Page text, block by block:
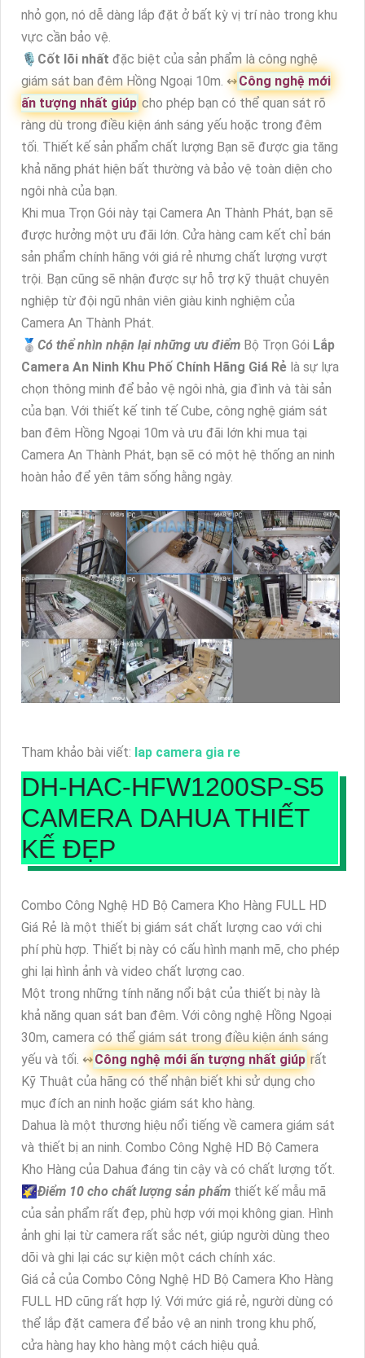
nhỏ gọn, nó dễ dàng lắp đặt ở bất kỳ vị trí nào trong khu
vực cần bảo vệ.
🎙 Cốt lõi nhất đặc biệt của sản phẩm là công nghệ
giám sát ban đêm Hồng Ngoại 10m. ↭Công nghệ mới
ấn tượng nhất giúp cho phép bạn có thể quan sát rõ
ràng dù trong điều kiện ánh sáng yếu hoặc trong đêm
tối. Thiết kế sản phẩm chất lượng Bạn sẽ được gia tăng
khả năng phát hiện bất thường và bảo vệ toàn diện cho
ngôi nhà của bạn.
Khi mua Trọn Gói này tại Camera An Thành Phát, bạn sẽ
được hưởng một ưu đãi lớn. Cửa hàng cam kết chỉ bán
sản phẩm chính hãng với giá rẻ nhưng chất lượng vượt
trội. Bạn cũng sẽ nhận được sự hỗ trợ kỹ thuật chuyên
nghiệp từ đội ngũ nhân viên giàu kinh nghiệm của
Camera An Thành Phát.
🥈️ Có thể nhìn nhận lại những ưu điểm Bộ Trọn Gói Lắp
Camera An Ninh Khu Phố Chính Hãng Giá Rẻ là sự lựa
chọn thông minh để bảo vệ ngôi nhà, gia đình và tài sản
của bạn. Với thiết kế tinh tế Cube, công nghệ giám sát
ban đêm Hồng Ngoại 10m và ưu đãi lớn khi mua tại
Camera An Thành Phát, bạn sẽ có một hệ thống an ninh
hoàn hảo để yên tâm sống hằng ngày.
Tham khảo bài viết: lap camera gia re
DH-HAC-HFW1200SP-S5
CAMERA DAHUA THIẾT
KẾ ĐẸP
Combo Công Nghệ HD Bộ Camera Kho Hàng FULL HD
Giá Rẻ là một thiết bị giám sát chất lượng cao với chi
phí phù hợp. Thiết bị này có cấu hình mạnh mẽ, cho phép
ghi lại hình ảnh và video chất lượng cao.
Một trong những tính năng nổi bật của thiết bị này là
khả năng quan sát ban đêm. Với công nghệ Hồng Ngoại
30m, camera có thể giám sát trong điều kiện ánh sáng
yếu và tối. ↭Công nghệ mới ấn tượng nhất giúp rất
Kỹ Thuật của hãng có thể nhận biết khi sử dụng cho
mục đích an ninh hoặc giám sát kho hàng.
Dahua là một thương hiệu nổi tiếng về camera giám sát
và thiết bị an ninh. Combo Công Nghệ HD Bộ Camera
Kho Hàng của Dahua đáng tin cậy và có chất lượng tốt.
🌠Điểm 10 cho chất lượng sản phẩm thiết kế mẫu mã
của sản phẩm rất đẹp, phù hợp với mọi không gian. Hình
ảnh ghi lại từ camera rất sắc nét, giúp người dùng theo
dõi và ghi lại các sự kiện một cách chính xác.
Giá cả của Combo Công Nghệ HD Bộ Camera Kho Hàng
FULL HD cũng rất hợp lý. Với mức giá rẻ, người dùng có
thể lắp đặt camera để bảo vệ an ninh trong khu phố,
cửa hàng hay kho hàng một cách hiệu quả.